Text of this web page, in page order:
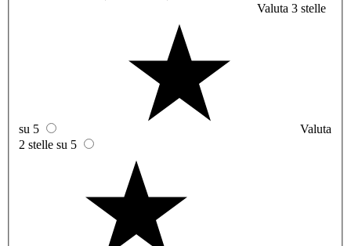
Valuta 3 stelle
su 5
Valuta
2 stelle su 5